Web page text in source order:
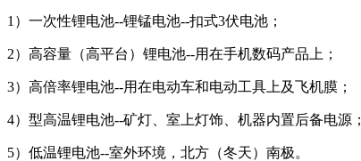
1）一次性锂电池--锂锰电池--扣式3伏电池；
2）高容量（高平台）锂电池--用在手机数码产品上；
3）高倍率锂电池--用在电动车和电动工具上及飞机膜；
4）型高温锂电池--矿灯、室上灯饰、机器内置后备电源；
5）低温锂电池--室外环境，北方（冬天）南极。